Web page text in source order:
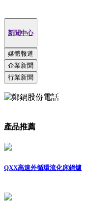
新聞中心
媒體報道
企業新聞
行業新聞
產品推薦
QXX高速外循環流化床鍋爐